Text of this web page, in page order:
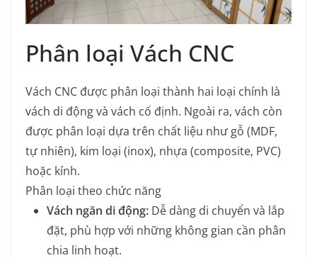
Phân loại Vách CNC
Vách CNC được phân loại thành hai loại chính là
vách di động và vách cố định. Ngoài ra, vách còn
được phân loại dựa trên chất liệu như gỗ (MDF,
tự nhiên), kim loại (inox), nhựa (composite, PVC)
hoặc kính.
Phân loại theo chức năng
Vách ngăn di động: Dễ dàng di chuyển và lắp
đặt, phù hợp với những không gian cần phân
chia linh hoạt.